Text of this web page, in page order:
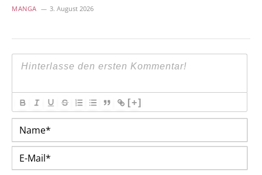
MANGA 3. August 2026
[+]